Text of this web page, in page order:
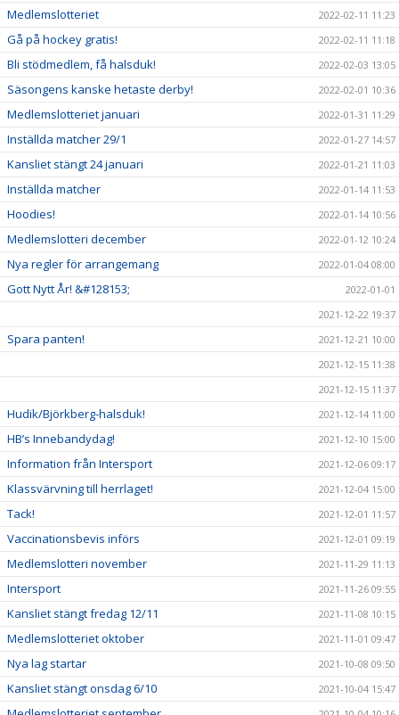
Medlemslotteriet 2022-02-11 11:23
Gå på hockey gratis! 2022-02-11 11:18
Bli stödmedlem, få halsduk! 2022-02-03 13:05
Säsongens kanske hetaste derby! 2022-02-01 10:36
Medlemslotteriet januari 2022-01-31 11:29
Inställda matcher 29/1 2022-01-27 14:57
Kansliet stängt 24 januari 2022-01-21 11:03
Inställda matcher 2022-01-14 11:53
Hoodies! 2022-01-14 10:56
Medlemslotteri december 2022-01-12 10:24
Nya regler för arrangemang 2022-01-04 08:00
Gott Nytt År! &#128153;
2022-01-01
2021-12-22 19:37
Spara panten!
2021-12-21 10:00
2021-12-15 11:38
2021-12-15 11:37
Hudik/Björkberg-halsduk! 2021-12-14 11:00
HB’s Innebandydag! 2021-12-10 15:00
Information från Intersport 2021-12-06 09:17
Klassvärvning till herrlaget! 2021-12-04 15:00
Tack! 2021-12-01 11:57
Vaccinationsbevis införs 2021-12-01 09:19
Medlemslotteri november 2021-11-29 11:13
Intersport 2021-11-26 09:55
Kansliet stängt fredag 12/11 2021-11-08 10:15
Medlemslotteriet oktober 2021-11-01 09:47
Nya lag startar 2021-10-08 09:50
Kansliet stängt onsdag 6/10 2021-10-04 15:47